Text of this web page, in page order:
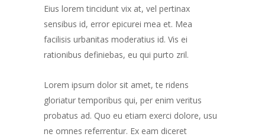
Eius lorem tincidunt vix at, vel pertinax
sensibus id, error epicurei mea et. Mea
facilisis urbanitas moderatius id. Vis ei
rationibus definiebas, eu qui purto zril.
Lorem ipsum dolor sit amet, te ridens
gloriatur temporibus qui, per enim veritus
probatus ad. Quo eu etiam exerci dolore, usu
ne omnes referrentur. Ex eam diceret